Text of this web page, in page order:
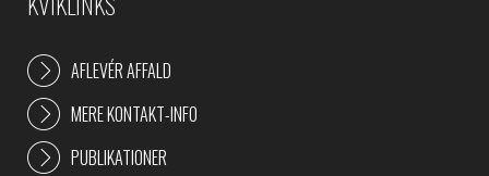
AFLEVÉR AFFALD
MERE KONTAKT-INFO
PUBLIKATIONER